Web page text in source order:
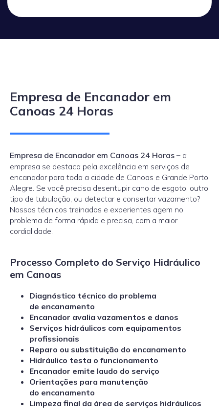
Empresa de Encanador em
Canoas 24 Horas
Empresa de Encanador em Canoas 24 Horas – a
empresa se destaca pela excelência em serviços de
encanador para toda a cidade de Canoas e Grande Porto
Alegre. Se você precisa desentupir cano de esgoto, outro
tipo de tubulação, ou detectar e consertar vazamento?
Nossos técnicos treinados e experientes agem no
problema de forma rápida e precisa, com a maior
cordialidade.
Processo Completo do Serviço Hidráulico
em Canoas
Diagnóstico técnico do problema
de encanamento
Encanador avalia vazamentos e danos
Serviços hidráulicos com equipamentos
profissionais
Reparo ou substituição do encanamento
Hidráulico testa o funcionamento
Encanador emite laudo do serviço
Orientações para manutenção
do encanamento
Limpeza final da área de serviços hidráulicos